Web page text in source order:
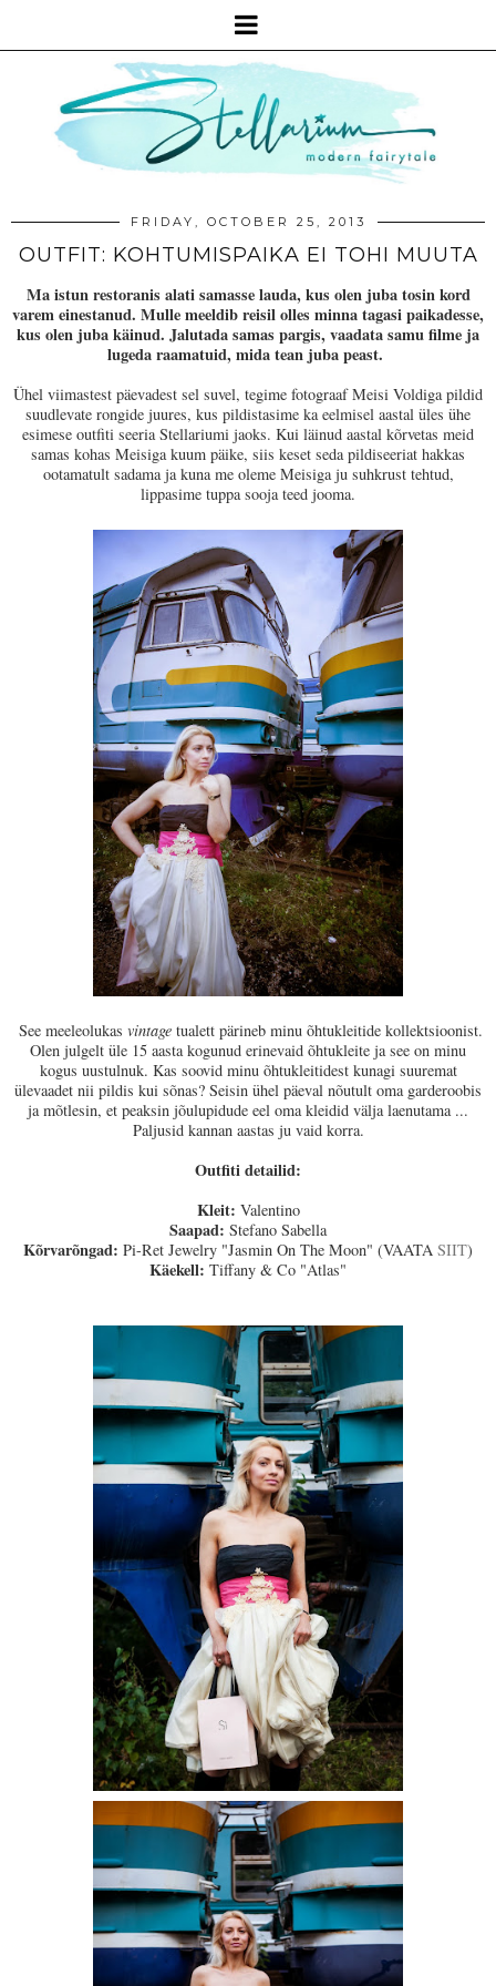
FRIDAY, OCTOBER 25, 2013
OUTFIT: KOHTUMISPAIKA EI TOHI MUUTA
Ma istun restoranis alati samasse lauda, kus olen juba tosin kord
varem einestanud. Mulle meeldib reisil olles minna tagasi paikadesse,
kus olen juba käinud. Jalutada samas pargis, vaadata samu filme ja
lugeda raamatuid, mida tean juba peast.
Ühel viimastest päevadest sel suvel, tegime fotograaf Meisi Voldiga pildid
suudlevate rongide juures, kus pildistasime ka eelmisel aastal üles ühe
esimese outfiti seeria Stellariumi jaoks. Kui läinud aastal kõrvetas meid
samas kohas Meisiga kuum päike, siis keset seda pildiseeriat hakkas
ootamatult sadama ja kuna me oleme Meisiga ju suhkrust tehtud,
lippasime tuppa sooja teed jooma.
See meeleolukas vintage tualett pärineb minu õhtukleitide kollektsioonist.
Olen julgelt üle 15 aasta kogunud erinevaid õhtukleite ja see on minu
kogus uustulnuk. Kas soovid minu õhtukleitidest kunagi suuremat
ülevaadet nii pildis kui sõnas? Seisin ühel päeval nõutult oma garderoobis
ja mõtlesin, et peaksin jõulupidude eel oma kleidid välja laenutama ...
Paljusid kannan aastas ju vaid korra.
Outfiti detailid:
Kleit: Valentino
Saapad: Stefano Sabella
Kõrvarõngad: Pi-Ret Jewelry "Jasmin On The Moon" (VAATA SIIT)
Käekell: Tiffany & Co "Atlas"